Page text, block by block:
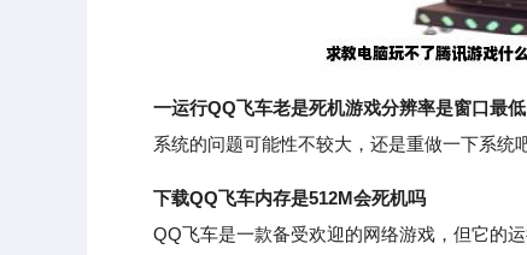
一运行QQ飞车老是死机游戏分辨率是窗口最
系统的问题可能性不较大，还是重做一下系统
下载QQ飞车内存是512M会死机吗
QQ飞车是一款备受欢迎的网络游戏，但它的运